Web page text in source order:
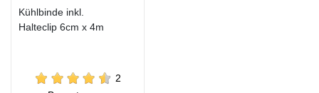
Kühlbinde inkl.
Halteclip 6cm x 4m
2